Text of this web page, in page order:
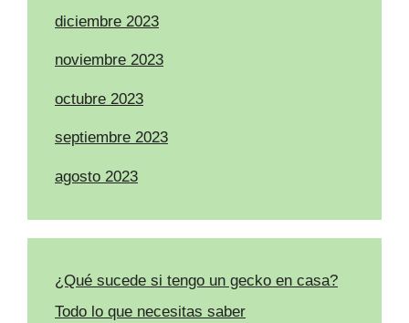
diciembre 2023
noviembre 2023
octubre 2023
septiembre 2023
agosto 2023
¿Qué sucede si tengo un gecko en casa?
Todo lo que necesitas saber